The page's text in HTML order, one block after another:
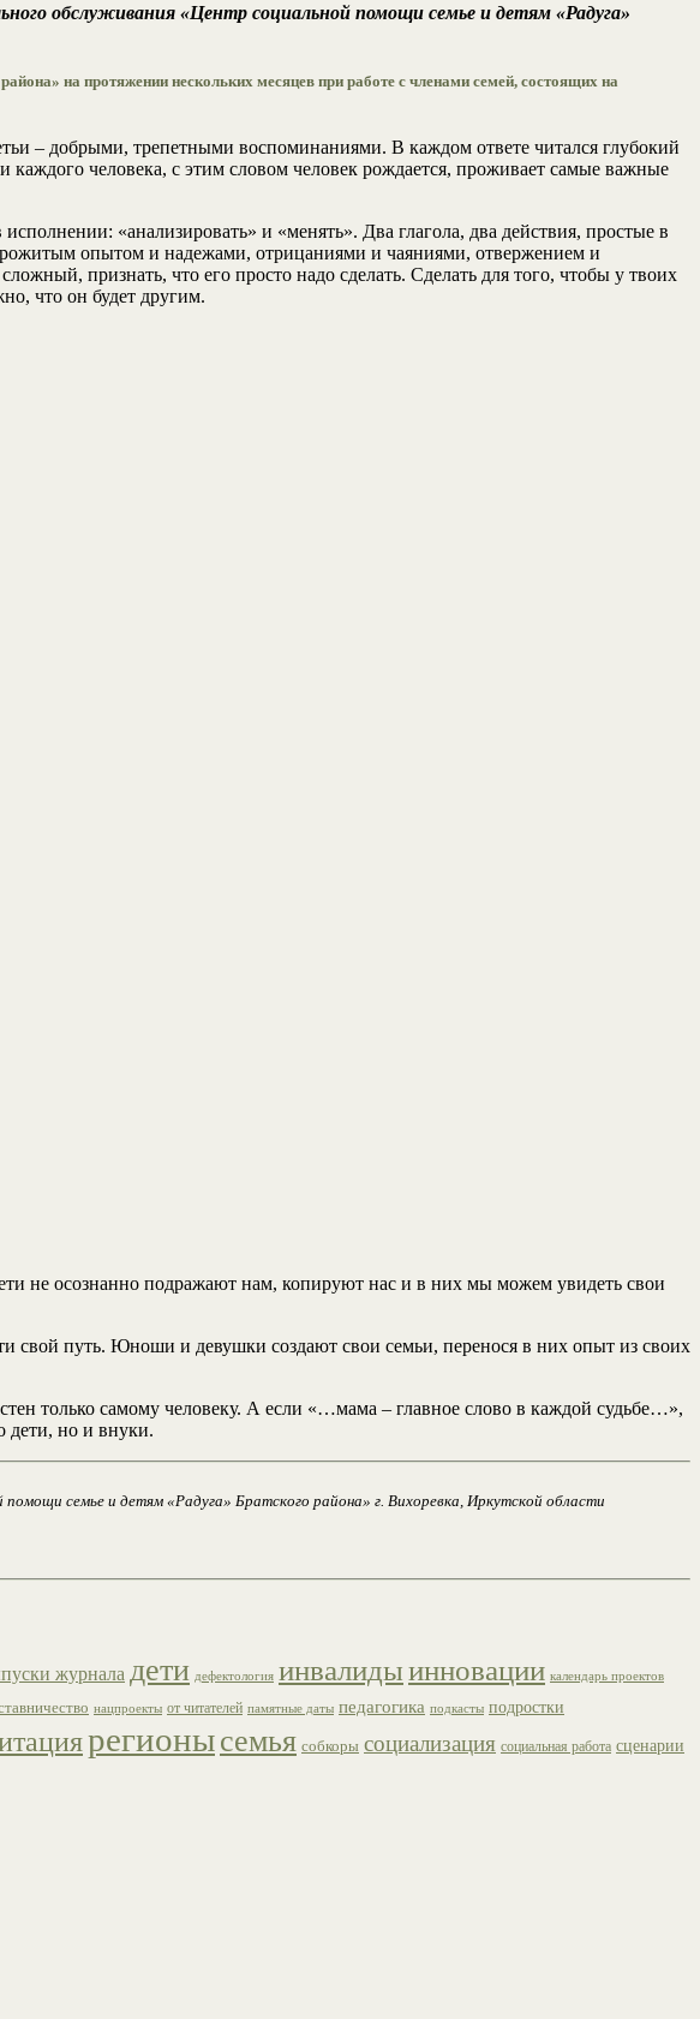
обслуживания «Центр социальной помощи семье и детям «Радуга»
на протяжении нескольких месяцев при работе с членами семей, состоящих на
– добрыми, трепетными воспоминаниями. В каждом ответе читался глубокий
каждого человека, с этим словом человек рождается, проживает самые важные
«анализировать» и «менять». Два глагола, два действия, простые в
опытом и надежами, отрицаниями и чаяниями, отвержением и
признать, что его просто надо сделать. Сделать для того, чтобы у твоих
что он будет другим.
не осознанно подражают нам, копируют нас и в них мы можем увидеть свои
свой путь. Юноши и девушки создают свои семьи, перенося в них опыт из своих
только самому человеку. А если «…мама – главное слово в каждой судьбе…»,
дети, но и внуки.
семье и детям «Радуга» Братского района» г. Вихоревка, Иркутской области
журнала дети дефектология инвалидыинновации календарь проектов
нацпроекты от читателей памятные даты педагогика подкасты подростки
регионысемья собкоры социализация социальная работа сценарии